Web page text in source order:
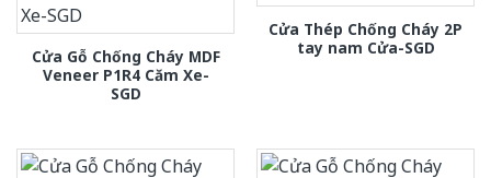
Cửa Gỗ Chống Cháy MDF
Veneer P1R4 Căm Xe-
SGD
Cửa Thép Chống Cháy 2P
tay nam Cửa-SGD